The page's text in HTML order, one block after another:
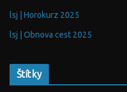
lsj | Horokurz 2025
lsj | Obnova cest 2025
Štítky